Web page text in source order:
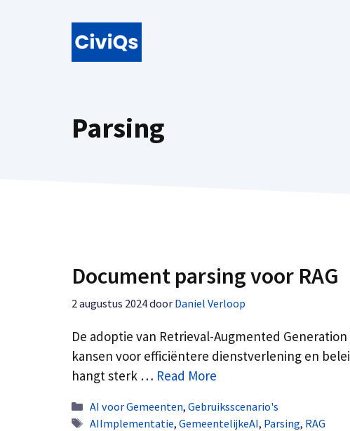
Parsing
Document parsing voor RAG
2 augustus 2024door Daniel Verloop
De adoptie van Retrieval-Augmented
kansen voor efficiëntere dienstverlening en
hangt sterk … Read More
Categorieën
AI voor Gemeenten, Gebruiksscenario's
Tags
AIImplementatie, GemeentelijkeAI, Parsing, RAG